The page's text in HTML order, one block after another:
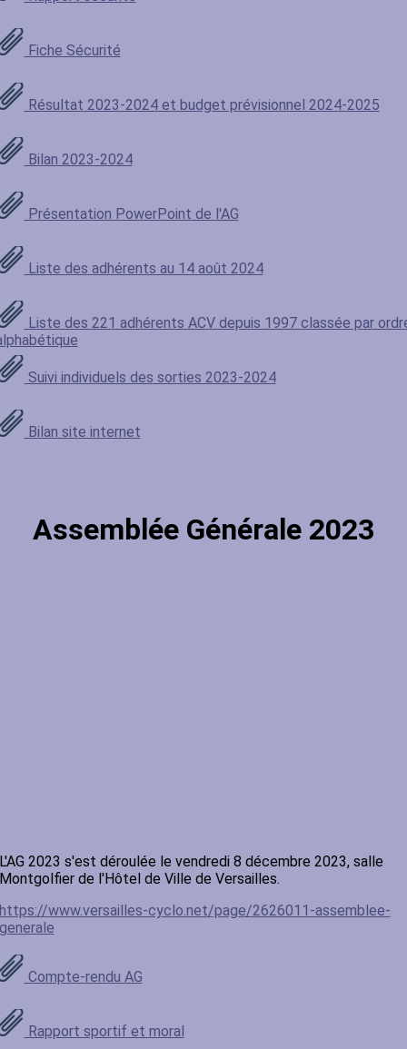
Fiche Sécurité
Résultat 2023-2024 et budget prévisionnel 2024-2025
Bilan 2023-2024
Présentation PowerPoint de l'AG
Liste des adhérents au 14 août 2024
Liste des 221 adhérents ACV depuis 1997 classée par
Suivi individuels des sorties 2023-2024
Bilan site internet
Assemblée Générale 2023
2023 s'est déroulée le vendredi 8 décembre 2023, salle
de l'Hôtel de Ville de Versailles.
www.versailles-cyclo.net/page/2626011-assemblee-
Compte-rendu AG
Rapport sportif et moral